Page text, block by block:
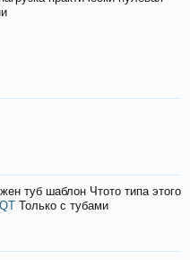
туб шаблон Чтото типа этого
Только с тубами